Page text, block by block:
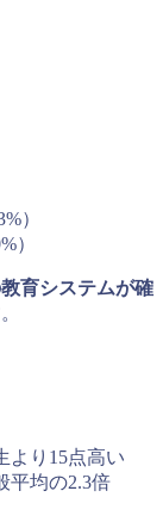
）
）
育システムが確
より15点高い
平均の2.3倍